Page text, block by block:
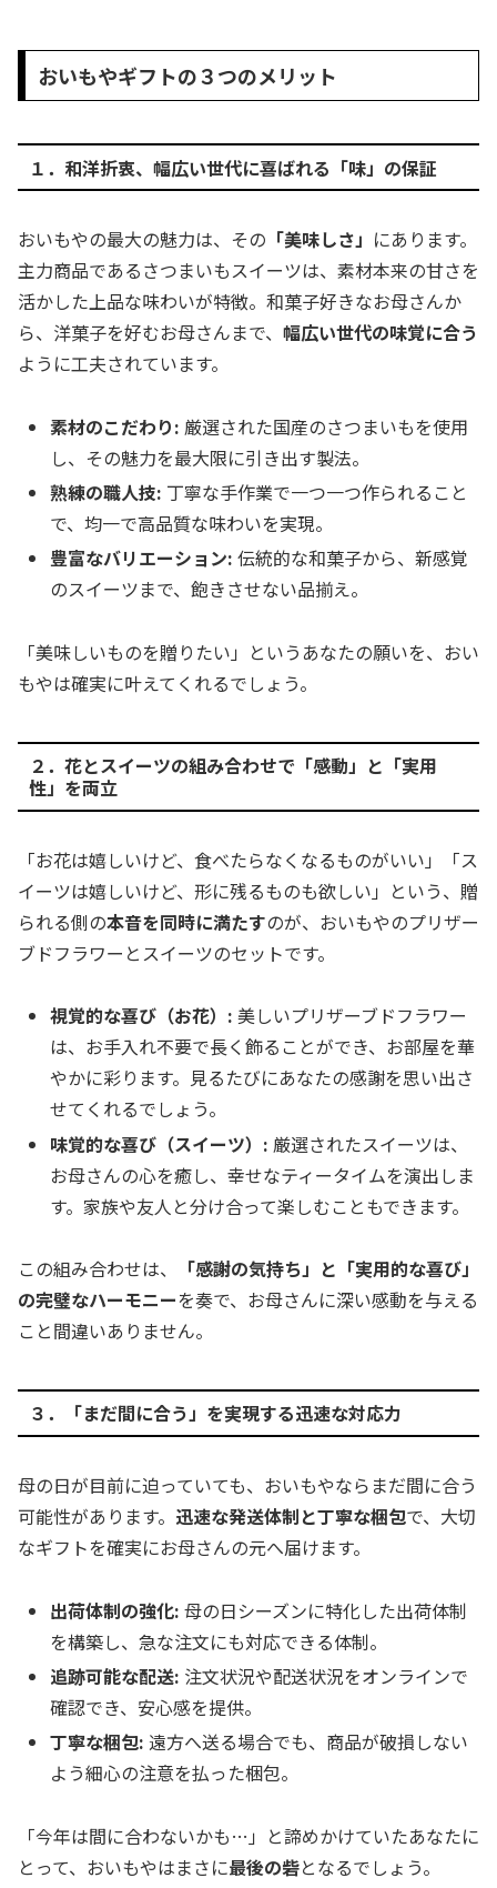
おいもやギフトの３つのメリット
１．和洋折衷、幅広い世代に喜ばれる「味」の保証
おいもやの最大の魅力は、その 「美味しさ」 にあります。
主力商品であるさつまいもスイーツは、素材本来の甘さを
活かした上品な味わいが特徴。和菓子好きなお母さんか
ら、洋菓子を好むお母さんまで、 幅広い世代の味覚に合う
ように工夫されています。
素材のこだわり: 厳選された国産のさつまいもを使用
し、その魅力を最大限に引き出す製法。
熟練の職人技: 丁寧な手作業で一つ一つ作られること
で、均一で高品質な味わいを実現。
豊富なバリエーション: 伝統的な和菓子から、新感覚
のスイーツまで、飽きさせない品揃え。
「美味しいものを贈りたい」というあなたの願いを、おい
もやは確実に叶えてくれるでしょう。
２．花とスイーツの組み合わせで「感動」と「実用
性」を両立
「お花は嬉しいけど、食べたらなくなるものがいい」「ス
イーツは嬉しいけど、形に残るものも欲しい」という、贈
られる側の本音を同時に満たすのが、おいもやのプリザー
ブドフラワーとスイーツのセットです。
視覚的な喜び（お花）: 美しいプリザーブドフラワー
は、お手入れ不要で長く飾ることができ、お部屋を華
やかに彩ります。見るたびにあなたの感謝を思い出さ
せてくれるでしょう。
味覚的な喜び（スイーツ）: 厳選されたスイーツは、
お母さんの心を癒し、幸せなティータイムを演出しま
す。家族や友人と分け合って楽しむこともできます。
この組み合わせは、
「感謝の気持ち」と「実用的な喜び」
の完璧なハーモニーを奏で、お母さんに深い感動を与える
こと間違いありません。
３．「まだ間に合う」を実現する迅速な対応力
母の日が目前に迫っていても、おいもやならまだ間に合う
可能性があります。 迅速な発送体制と丁寧な梱包で、大切
なギフトを確実にお母さんの元へ届けます。
出荷体制の強化: 母の日シーズンに特化した出荷体制
を構築し、急な注文にも対応できる体制。
追跡可能な配送: 注文状況や配送状況をオンラインで
確認でき、安心感を提供。
丁寧な梱包: 遠方へ送る場合でも、商品が破損しない
よう細心の注意を払った梱包。
「今年は間に合わないかも…」と諦めかけていたあなたに
とって、おいもやはまさに最後の砦となるでしょう。